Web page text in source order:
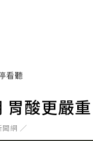
看聽
胃酸更嚴重
聞網 ／